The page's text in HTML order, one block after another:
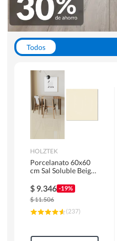
Todos
WC y Sanitarios
Pinturas
HOLZTEK
Porcelanato 60x60
cm Sal Soluble Beige
$ 9.346 -19%
$11.506
(237)